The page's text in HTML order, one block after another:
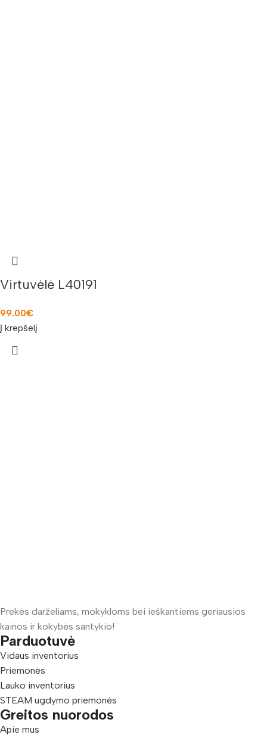
Virtuvėlė L40191
99.00€
Į krepšelį
Prekės darželiams, mokykloms bei ieškantiems geriausios
kainos ir kokybės santykio!
Parduotuvė
Vidaus inventorius
Priemonės
Lauko inventorius
STEAM ugdymo priemonės
Greitos nuorodos
Apie mus